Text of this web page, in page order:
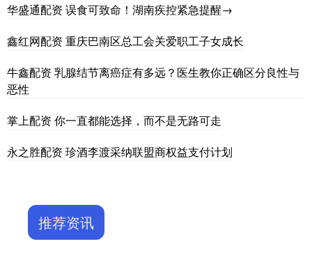
华盛通配资 误食可致命！湖南疾控紧急提醒→
鑫红网配资 重庆巴南区总工会关爱职工子女成长
牛鑫配资 乳腺结节离癌症有多远？医生教你正确区分良性与
恶性
掌上配资 你一直都能选择，而不是无路可走
永之胜配资 珍酒李渡采纳联盟商权益支付计划
推荐资讯